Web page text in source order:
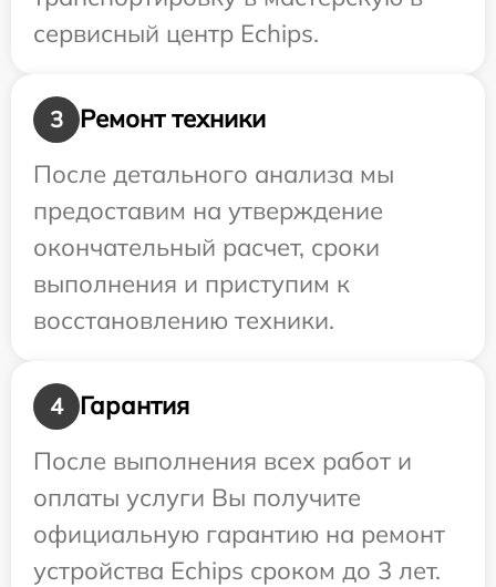
сервисный центр Echips.
3
Ремонт техники
После детального анализа мы
предоставим на утверждение
окончательный расчет, сроки
выполнения и приступим к
восстановлению техники.
4
Гарантия
После выполнения всех работ и
оплаты услуги Вы получите
официальную гарантию на ремонт
устройства Echips сроком до 3 лет.